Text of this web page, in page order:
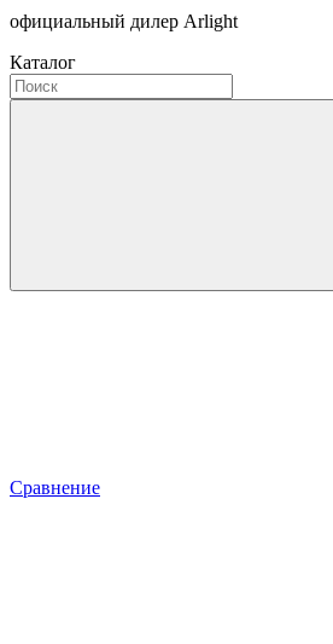
официальный дилер Arlight
Каталог
Сравнение